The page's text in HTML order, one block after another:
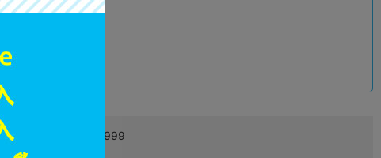
4999999999999